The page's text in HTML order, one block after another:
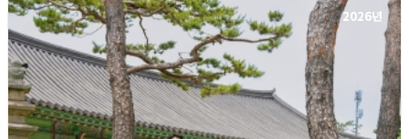
2026년